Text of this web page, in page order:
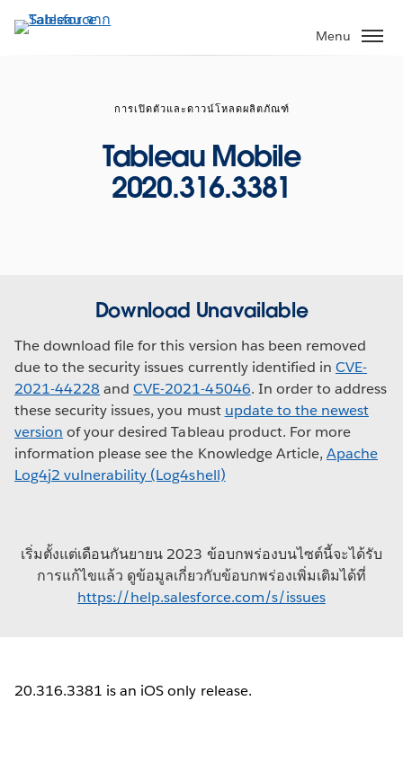
ไป
Menu
การเปิดตัวและดาวน์โหลดผลิตภัณฑ์
Tableau Mobile
2020.316.3381
Download Unavailable
The download file for this version has been removed
due to the security issues currently identified in CVE-
2021-44228 andCVE-2021-45046. In order to address
these security issues, you must update to the newest
version of your desired Tableau product. For more
information please see the Knowledge Article, Apache
Log4j2 vulnerability (Log4shell)
เริ่มตั้งแต่เดือนกันยายน 2023 ข้อบกพร่องบนไซต์นี้จะได้รับ
การแก้ไขแล้ว ดูข้อมูลเกี่ยวกับข้อบกพร่องเพิ่มเติมได้ที่
https://help.salesforce.com/s/issues
20.316.3381 is an iOS only release.